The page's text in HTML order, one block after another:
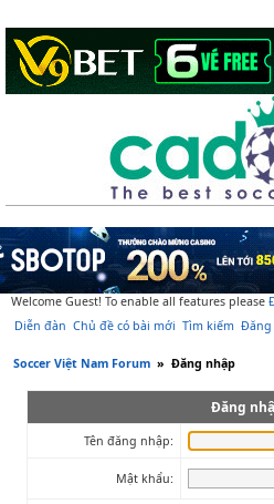
Welcome Guest! To enable all features please
Diễn đàn Chủ đề có bài mới Tìm kiếm Đăng
Soccer Việt Nam Forum » Đăng nhập
Đăng
Tên đăng nhập:
Mật khẩu: